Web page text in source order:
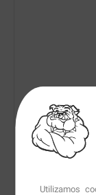
Utilizamos